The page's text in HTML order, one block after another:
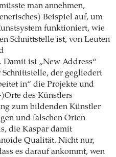
man annehmen,
Beispiel auf, um
funktioniert, wie
Schnittstelle ist, von Leuten
ist „New Address“
der gegliedert
in“ die Projekte und
des Künstlers
zum bildenden Künstler
und falschen Orten
die Kaspar damit
Qualität. Nicht nur,
es darauf ankommt, wen